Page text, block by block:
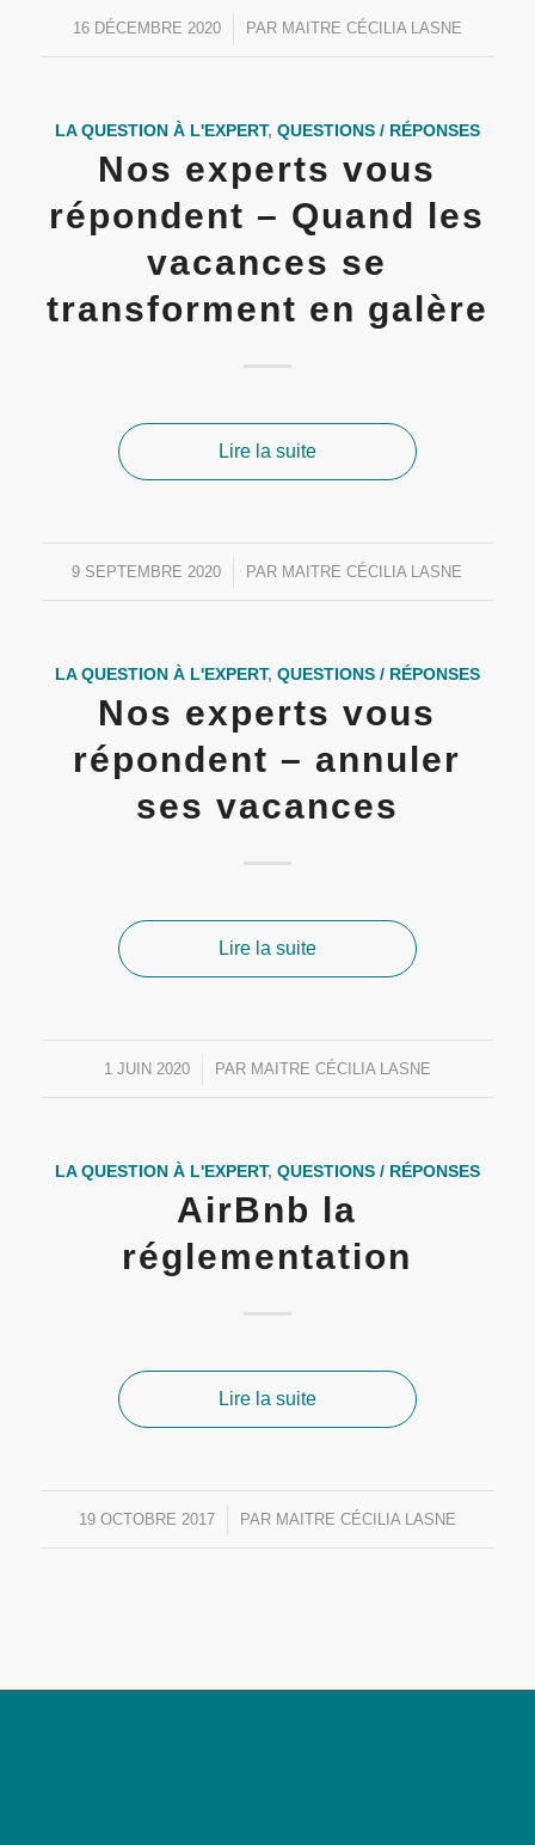
16 DÉCEMBRE 2020
/ PAR MAITRE CÉCILIA LASNE
LA QUESTION À L'EXPERT, QUESTIONS / RÉPONSES
Nos experts vous
répondent – Quand les
vacances se
transforment en galère
Lire la suite
9 SEPTEMBRE 2020
/ PAR MAITRE CÉCILIA LASNE
LA QUESTION À L'EXPERT, QUESTIONS / RÉPONSES
Nos experts vous
répondent – annuler
ses vacances
Lire la suite
1 JUIN 2020
/ PAR MAITRE CÉCILIA LASNE
LA QUESTION À L'EXPERT, QUESTIONS / RÉPONSES
AirBnb la
réglementation
Lire la suite
19 OCTOBRE 2017
/ PAR MAITRE CÉCILIA LASNE